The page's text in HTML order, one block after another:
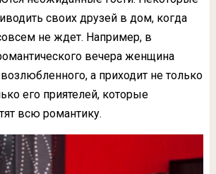
своих друзей в дом, когда
не ждет. Например, в
вечера женщина
а приходит не только
его приятелей, которые
всю романтику.